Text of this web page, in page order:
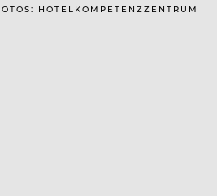
HOTELKOMPETENZZENTRUM